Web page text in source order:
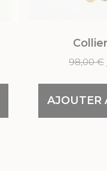
98,00€
AJOUTER